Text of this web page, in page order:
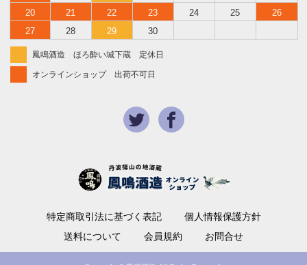
20
21 22 23 24 25
26
27
28 29 30
鳳鳴酒造 ほろ酔い城下蔵 定休日
オンラインショップ 出荷不可日
特定商取引法に基づく表記
個人情報保護方針
送料について
会員規約 お問合せ